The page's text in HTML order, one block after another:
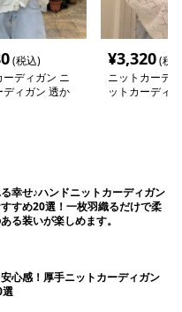
(税込)
ーディガン ニ
ディガン 透か
¥3,320(税
ニットカーデ
ットカーディ
幸せ♪ハンドニットカーディガン
すめ20選！一枚羽織るだけで柔
る装いが楽しめます。
心感！厚手ニットカーディガン
選